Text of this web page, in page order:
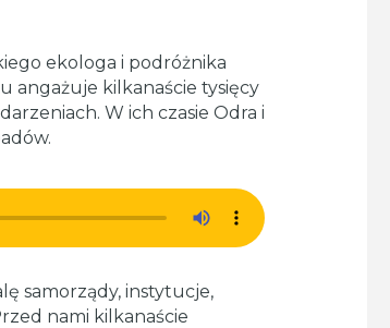
ekologa i podróżnika
angażuje kilkanaście tysięcy
W ich czasie Odra i
samorządy, instytucje,
nami kilkanaście